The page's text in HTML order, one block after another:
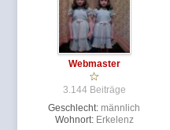
Webmaster
3.144 Beiträge
Geschlecht: männlich
Wohnort: Erkelenz